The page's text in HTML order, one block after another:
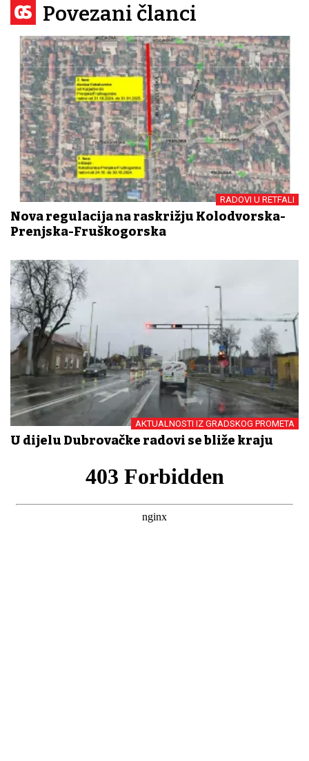
Povezani članci
RADOVI U RETFALI
Nova regulacija na raskrižju Kolodvorska-
Prenjska-Fruškogorska
AKTUALNOSTI IZ GRADSKOG PROMETA
U dijelu Dubrovačke radovi se bliže kraju